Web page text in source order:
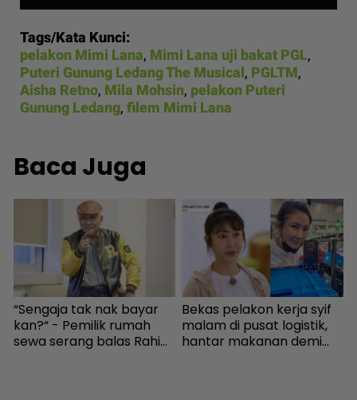
Tags/Kata Kunci:
pelakon Mimi Lana, Mimi Lana uji bakat PGL,
Puteri Gunung Ledang The Musical, PGLTM,
Aisha Retno, Mila Mohsin, pelakon Puteri
Gunung Ledang, filem Mimi Lana
Baca Juga
“Sengaja tak nak bayar
kan?“ - Pemilik rumah
sewa serang balas Rahim
Bekas pelakon kerja syif
malam di pusat logistik,
hantar makanan demi